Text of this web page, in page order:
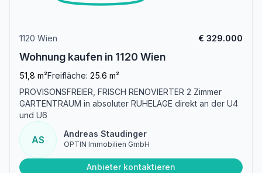
1120 Wien € 329.000
Wohnung kaufen in 1120 Wien
51,8 m²Freifläche: 25.6 m²
PROVISONSFREIER, FRISCH RENOVIERTER 2 Zimmer
GARTENTRAUM in absoluter RUHELAGE direkt an der U4
und U6
AS
Andreas Staudinger
OPTIN Immobilien GmbH
Anbieter kontaktieren